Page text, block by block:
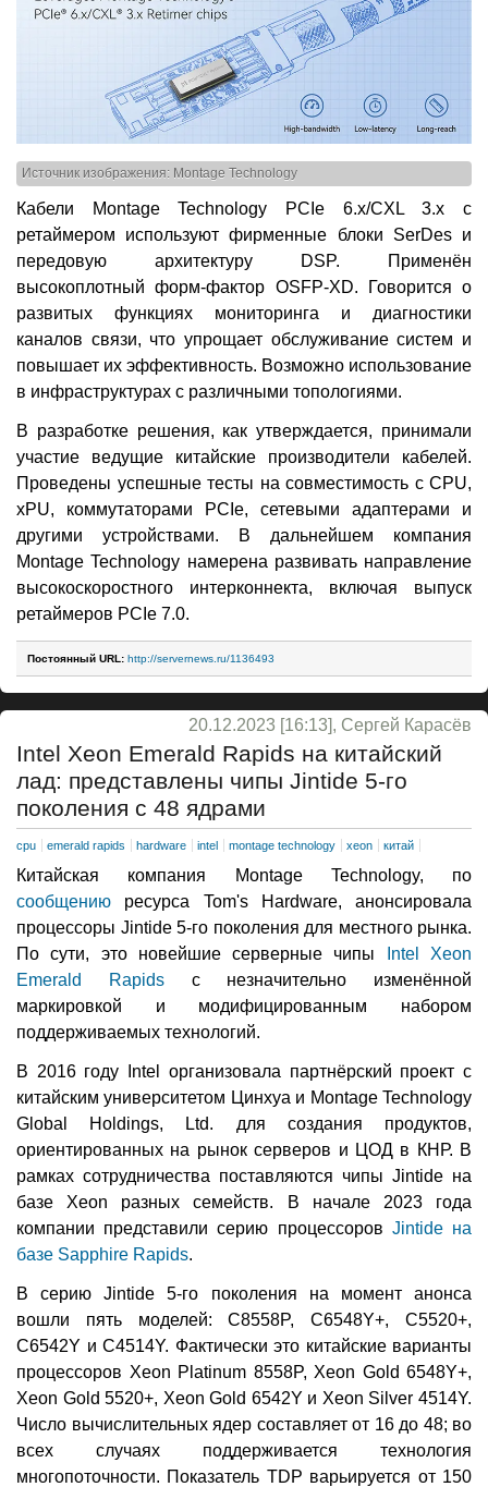
Источник изображения: Montage Technology
Кабели Montage Technology PCIe 6.x/CXL 3.x с
ретаймером используют фирменные блоки SerDes и
передовую архитектуру DSP. Применён
высокоплотный форм-фактор OSFP-XD. Говорится о
развитых функциях мониторинга и диагностики
каналов связи, что упрощает обслуживание систем и
повышает их эффективность. Возможно использование
в инфраструктурах с различными топологиями.
В разработке решения, как утверждается, принимали
участие ведущие китайские производители кабелей.
Проведены успешные тесты на совместимость с CPU,
xPU, коммутаторами PCIe, сетевыми адаптерами и
другими устройствами. В дальнейшем компания
Montage Technology намерена развивать направление
высокоскоростного интерконнекта, включая выпуск
ретаймеров PCIe 7.0.
Постоянный URL: http://servernews.ru/1136493
20.12.2023 [16:13], Сергей Карасёв
Intel Xeon Emerald Rapids на китайский
лад: представлены чипы Jintide 5-го
поколения с 48 ядрами
cpu emerald rapids hardware intel montage technology xeon китай
Китайская компания Montage Technology, по
сообщению ресурса Tom's Hardware, анонсировала
процессоры Jintide 5-го поколения для местного рынка.
По сути, это новейшие серверные чипы
Intel Xeon
Emerald Rapidsс незначительно изменённой
маркировкой и модифицированным набором
поддерживаемых технологий.
В 2016 году Intel организовала партнёрский проект с
китайским университетом Цинхуа и Montage Technology
Global Holdings, Ltd. для создания продуктов,
ориентированных на рынок серверов и ЦОД в КНР. В
рамках сотрудничества поставляются чипы Jintide на
базе Xeon разных семейств. В начале 2023 года
компании представили серию процессоров Jintide на
базе Sapphire Rapids.
В серию Jintide 5-го поколения на момент анонса
вошли пять моделей: C8558P, C6548Y+, C5520+,
C6542Y и C4514Y. Фактически это китайские варианты
процессоров Xeon Platinum 8558P, Xeon Gold 6548Y+,
Xeon Gold 5520+, Xeon Gold 6542Y и Xeon Silver 4514Y.
Число вычислительных ядер составляет от 16 до 48; во
всех случаях поддерживается технология
многопоточности. Показатель TDP варьируется от 150